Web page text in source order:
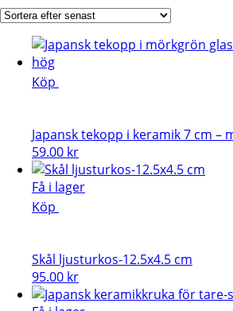
senaste
Köp
Japansk tekopp i keramik 7 cm –
59.00 kr
Få i lager
Köp
Skål ljusturkos-12.5x4.5 cm
95.00 kr